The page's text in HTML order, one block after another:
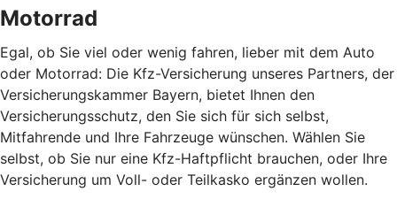
Motorrad
Egal, ob Sie viel oder wenig fahren, lieber mit dem Auto
oder Motorrad: Die Kfz-Versicherung unseres Partners, der
Versicherungskammer Bayern, bietet Ihnen den
Versicherungsschutz, den Sie sich für sich selbst,
Mitfahrende und Ihre Fahrzeuge wünschen. Wählen Sie
selbst, ob Sie nur eine Kfz-Haftpflicht brauchen, oder Ihre
Versicherung um Voll- oder Teilkasko ergänzen wollen.